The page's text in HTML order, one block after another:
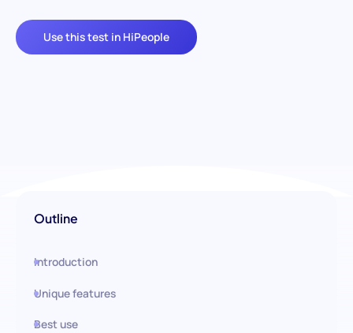
Use this test in HiPeople
Outline
Introduction
Unique features
Best use